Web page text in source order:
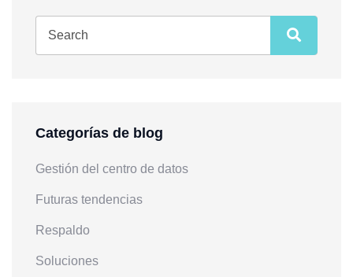
Categorías de blog
Gestión del centro de datos
Futuras tendencias
Respaldo
Soluciones